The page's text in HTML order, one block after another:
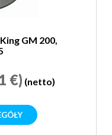
GM 200,
€) (netto)